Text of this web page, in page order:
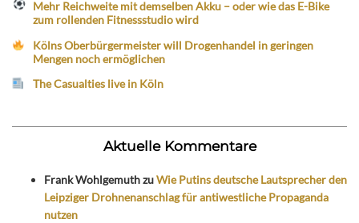
Mehr Reichweite mit demselben Akku – oder wie das E-Bike
zum rollenden Fitnessstudio wird
Kölns Oberbürgermeister will Drogenhandel in geringen
Mengen noch ermöglichen
The Casualties live in Köln
Aktuelle Kommentare
Frank WohlgemuthzuWie Putins deutsche Lautsprecher den
Leipziger Drohnenanschlag für antiwestliche Propaganda
nutzen